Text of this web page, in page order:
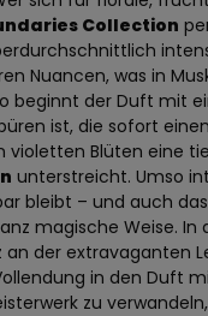
Collection
Nuancen, was in
beginnt der Duft mit
ist, die sofort
violetten Blüten eine
unterstreicht. Umso
bleibt – und auch
magische Weise.
der extravaganten
in den Duft
zu